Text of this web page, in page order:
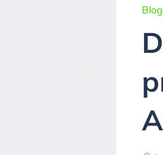
Blog